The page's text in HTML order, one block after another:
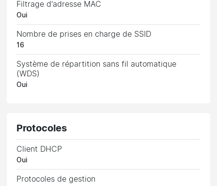
Filtrage d'adresse MAC
Oui
Nombre de prises en charge de SSID
16
Système de répartition sans fil automatique
(WDS)
Oui
Protocoles
Client DHCP
Oui
Protocoles de gestion